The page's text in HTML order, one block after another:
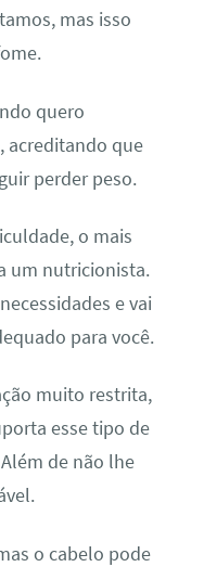
mas isso
quero
acreditando que
perder peso.
o mais
um nutricionista.
e vai
para você.
muito restrita,
esse tipo de
de não lhe
o cabelo pode